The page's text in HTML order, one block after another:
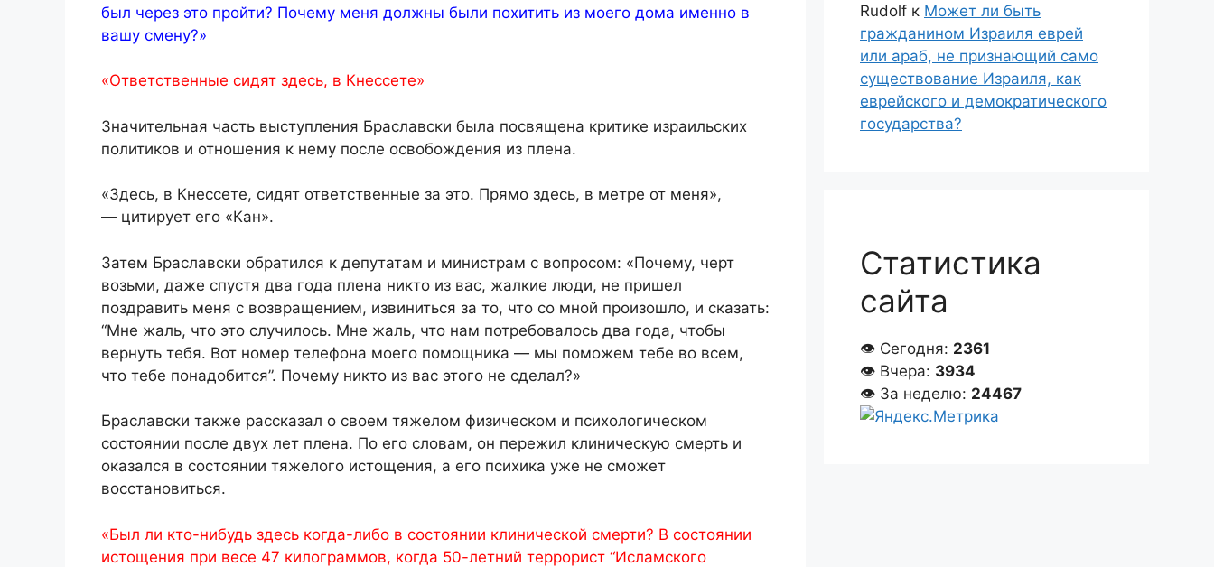
был через это пройти? Почему меня должны были похитить из моего дома именно в
вашу смену?»
«Ответственные сидят здесь, в Кнессете»
Значительная часть выступления Браславски была посвящена критике израильских
политиков и отношения к нему после освобождения из плена.
«Здесь, в Кнессете, сидят ответственные за это. Прямо здесь, в метре от меня»,
— цитирует его «Кан».
Затем Браславски обратился к депутатам и министрам с вопросом: «Почему, черт
возьми, даже спустя два года плена никто из вас, жалкие люди, не пришел
поздравить меня с возвращением, извиниться за то, что со мной произошло, и сказать:
“Мне жаль, что это случилось. Мне жаль, что нам потребовалось два года, чтобы
вернуть тебя. Вот номер телефона моего помощника — мы поможем тебе во всем,
что тебе понадобится”. Почему никто из вас этого не сделал?»
Браславски также рассказал о своем тяжелом физическом и психологическом
состоянии после двух лет плена. По его словам, он пережил клиническую смерть и
оказался в состоянии тяжелого истощения, а его психика уже не сможет
восстановиться.
«Был ли кто-нибудь здесь когда-либо в состоянии клинической смерти? В состоянии
истощения при весе 47 килограммов, когда 50-летний террорист “Исламского
Rudolf к Может ли быть
гражданином Израиля еврей
или араб, не признающий само
существование Израиля, как
еврейского и демократического
государства?
Статистика
сайта
👁 Сегодня: 2361
👁 Вчера: 3934
👁 За неделю: 24467